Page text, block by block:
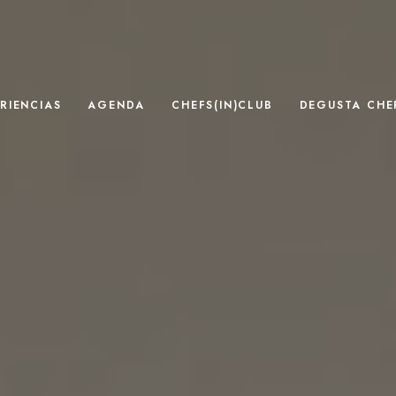
AGENDA CHEFS(IN)CLUB DEGUSTA